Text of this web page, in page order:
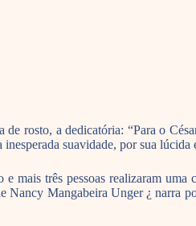
rosto, a dedicatória: “Para o
inesperada suavidade, por sua
mais três pessoas realizaram
Nancy Mangabeira Unger ¿ narra